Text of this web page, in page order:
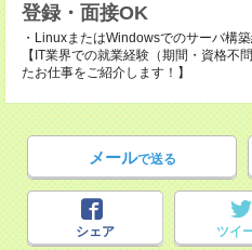
登録・面接OK
・LinuxまたはWindowsでのサーバ構
【IT業界での就業経験（期間・資格不
たお仕事をご紹介します！】
メールで送る
シェア ツイ